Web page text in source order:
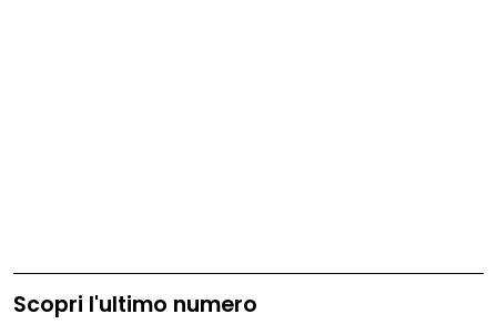
Scopri l'ultimo numero